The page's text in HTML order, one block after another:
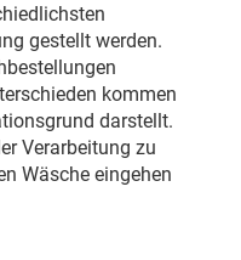
gestellt werden.
kommen
darstellt.
Verarbeitung zu
Wäsche eingehen